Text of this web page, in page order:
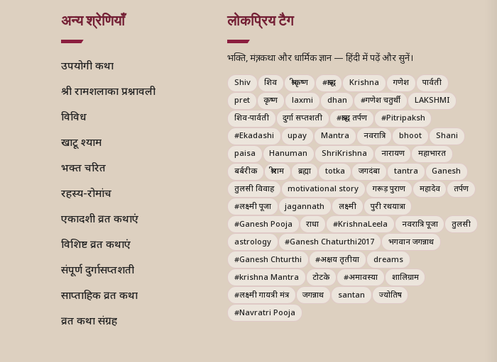
अन्य श्रेणियाँ
उपयोगी कथा
श्री रामशलाका प्रश्नावली
विविध
खाटू श्याम
भक्त चरित
रहस्य-रोमांच
एकादशी व्रत कथाएं
विशिष्ट व्रत कथाएं
संपूर्ण दुर्गासप्तशती
साप्ताहिक व्रत कथा
व्रत कथा संग्रह
लोकप्रिय टैग
भक्ति, मंत्र, कथा और धार्मिक ज्ञान — हिंदी में पढ़ें और सुनें।
Shiv शिव श्रीकृष्ण #श्राद्ध Krishna गणेश
पार्वती
pret
कृष्ण laxmi dhan #गणेश चतुर्थी
LAKSHMI
शिव-पार्वती
दुर्गा सप्तशती #श्राद्ध तर्पण
#Pitripaksh
#Ekadashi
upay Mantra नवरात्रि bhoot
Shani
paisa
Hanuman ShriKrishna नारायण
महाभारत
बर्बरीक
श्रीराम ब्रह्मा totka जगदंबा tantra
Ganesh
तुलसी विवाह
motivational story गरूड़ पुराण महादेव
तर्पण
#लक्ष्मी पूजा
jagannath लक्ष्मी
पुरी रथयात्रा
#Ganesh Pooja
राधा #KrishnaLeela नवरात्रि पूजा
तुलसी
astrology
#Ganesh Chaturthi2017
भगवान जगन्नाथ
#Ganesh Chturthi
#अक्षय तृतीया
dreams
#krishna Mantra
टोटके #अमावस्या
शालिग्राम
#लक्ष्मी गायत्री मंत्र
जगन्नाथ santan
ज्योतिष
#Navratri Pooja